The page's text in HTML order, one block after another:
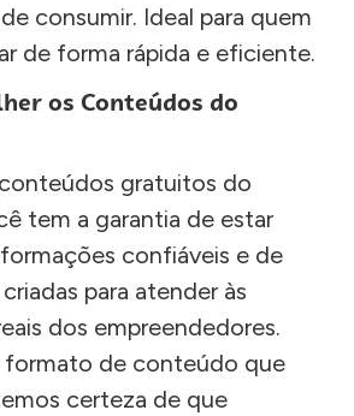
consumir. Ideal para quem
de forma rápida e eficiente.
os Conteúdos do
gratuitos do
tem a garantia de estar
confiáveis e de
para atender às
dos empreendedores.
formato de conteúdo que
certeza de que